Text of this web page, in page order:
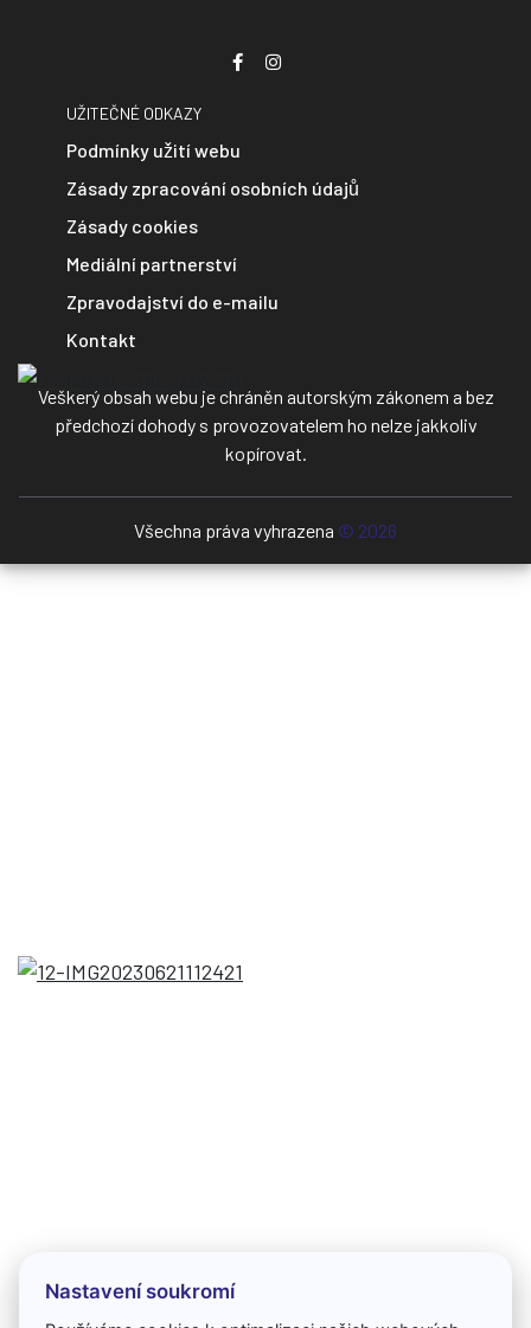
UŽITEČNÉ ODKAZY
Podmínky užití webu
Zásady zpracování osobních údajů
Zásady cookies
Mediální partnerství
Zpravodajství do e-mailu
Kontakt
Veškerý obsah webu je chráněn autorským zákonem a bez
předchozí dohody s provozovatelem ho nelze jakkoliv
kopírovat.
Všechna práva vyhrazena © 2026
Nastavení soukromí